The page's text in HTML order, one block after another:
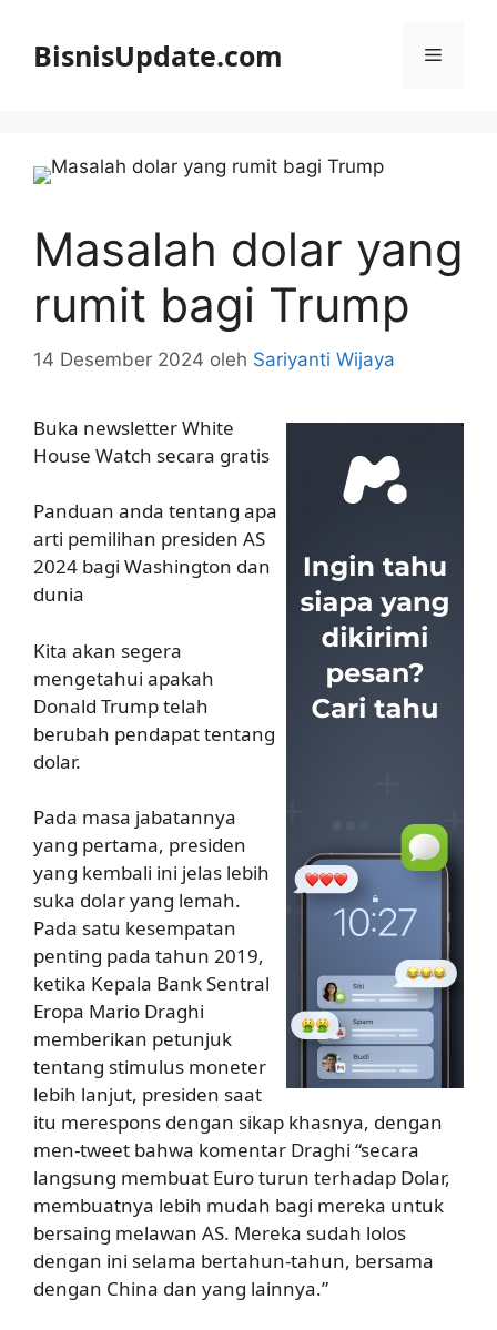
BisnisUpdate.com Menu
Masalah dolar yang
rumit bagi Trump
14 Desember 2024 oleh Sariyanti Wijaya
Buka newsletter White
House Watch secara gratis
Panduan anda tentang apa
arti pemilihan presiden AS
2024 bagi Washington dan
dunia
Kita akan segera
mengetahui apakah
Donald Trump telah
berubah pendapat tentang
dolar.
Pada masa jabatannya
yang pertama, presiden
yang kembali ini jelas lebih
suka dolar yang lemah.
Pada satu kesempatan
penting pada tahun 2019,
ketika Kepala Bank Sentral
Eropa Mario Draghi
memberikan petunjuk
tentang stimulus moneter
lebih lanjut, presiden saat
itu merespons dengan sikap khasnya, dengan
men-tweet bahwa komentar Draghi “secara
langsung membuat Euro turun terhadap Dolar,
membuatnya lebih mudah bagi mereka untuk
bersaing melawan AS. Mereka sudah lolos
dengan ini selama bertahun-tahun, bersama
dengan China dan yang lainnya.”